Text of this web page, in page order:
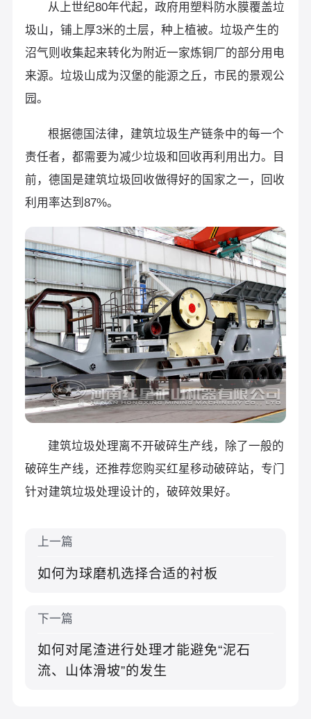
从上世纪80年代起，政府用塑料防水膜覆盖垃
圾山，铺上厚3米的土层，种上植被。垃圾产生的
沼气则收集起来转化为附近一家炼铜厂的部分用电
来源。垃圾山成为汉堡的能源之丘，市民的景观公
园。
根据德国法律，建筑垃圾生产链条中的每一个
责任者，都需要为减少垃圾和回收再利用出力。目
前，德国是建筑垃圾回收做得好的国家之一，回收
利用率达到87%。
建筑垃圾处理离不开破碎生产线，除了一般的
破碎生产线，还推荐您购买红星移动破碎站，专门
针对建筑垃圾处理设计的，破碎效果好。
上一篇
如何为球磨机选择合适的衬板
下一篇
如何对尾渣进行处理才能避免“泥石
流、山体滑坡”的发生